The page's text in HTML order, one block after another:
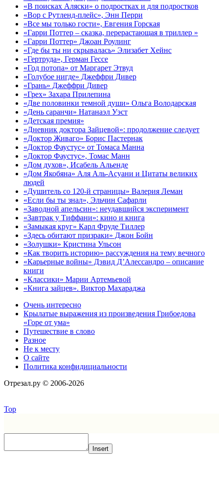
«В поисках Аляски» о подростках и для подростков
«Вор с Рутленд-плейс», Энн Перри
«Все мы только гости», Евгения Горская
«Гарри Поттер – сказка, перерастающая в триллер »
«Гарри Поттер» Джоан Роулинг
«Где бы ты ни скрывалась» Элизабет Хейнс
«Гертруда», Герман Гессе
«Год потопа» от Маргарет Этвуд
«Голубое нигде» Джеффри Дивер
«Грань» Джеффри Дивер
«Грех» Захара Прилепина
«Две половинки темной души» Ольга Володарская
«День саранчи» Натанаэл Уэст
«Детская премия»
«Дневник доктора Зайцевой»: продолжение следует
«Доктор Живаго» Борис Пастернак
«Доктор Фаустус» от Томаса Манна
«Доктор Фаустус», Томас Манн
«Дом духов», Исабель Альенде
«Дом Якобяна» Аля Аль-Асуани и Цитаты великих
людей
«Душитель со 120-й страницы» Валерия Леман
«Если бы ты знал», Эльчин Сафарли
«Заводной апельсин»: неудавшийся эксперимент
«Завтрак у Тиффани»: кино и книга
«Замыкая круг» Карл Фруде Тиллер
«Здесь обитают призраки» Джон Бойн
«Золушки» Кристина Ульсон
«Как творить историю» рассуждения на тему вечного
«Карьерные войны» Дэвид Д’Алессандро – описание
книги
«Классики» Марии Артемьевой
«Книга зайцев». Виктор Махараджа
Очень интересно
Крылатые выражения из произведения Грибоедова
«Горе от ума»
Путешествие в слово
Разное
Не к месту
О сайте
Политика конфидициальности
Отрезал.ру © 2006-2026
Top
Insert